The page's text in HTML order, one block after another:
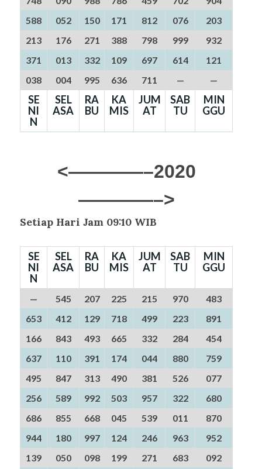
588
052 150 171 812 076
203
213
176 271 388 798 999
932
371
013 332 109 697 614
121
038
004 995 636 711 — —
SE
NI
N
SEL
ASA
RA
BU
KA
MIS
JUM
AT
SAB
TU
MIN
GGU
<————–2020
————–>
Setiap Hari Jam 09:10 WIB
SE
NI
N
SEL
ASA
RA
BU
KA
MIS
JUM
AT
SAB
TU
MIN
GGU
— 545 207 225 215 970
483
653
412 129 718 499 223
891
166
843 493 665 332 284
454
637
110 391 174 044 880
759
495
847 313 490 381 526
077
256
589 992 503 957 322
680
686
855 668 045 539 011
870
944
180 997 124 246 963
952
139
050 098 199 271 683
092